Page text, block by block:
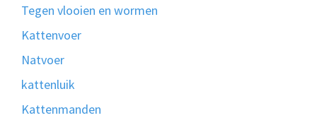
Tegen vlooien en wormen
Kattenvoer
Natvoer
kattenluik
Kattenmanden